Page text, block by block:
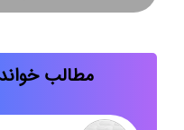
مطالب